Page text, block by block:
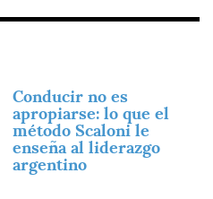
Conducir no es
apropiarse: lo que el
método Scaloni le
enseña al liderazgo
argentino